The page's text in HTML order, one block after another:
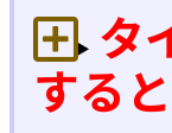
タ
する